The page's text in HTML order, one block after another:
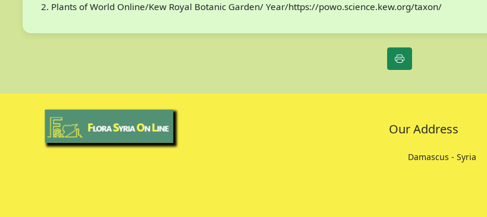
Plants of World Online/Kew Royal Botanic Garden/ Year/https://powo.science.kew.org/taxon/
Our Address
Damascus - Syria